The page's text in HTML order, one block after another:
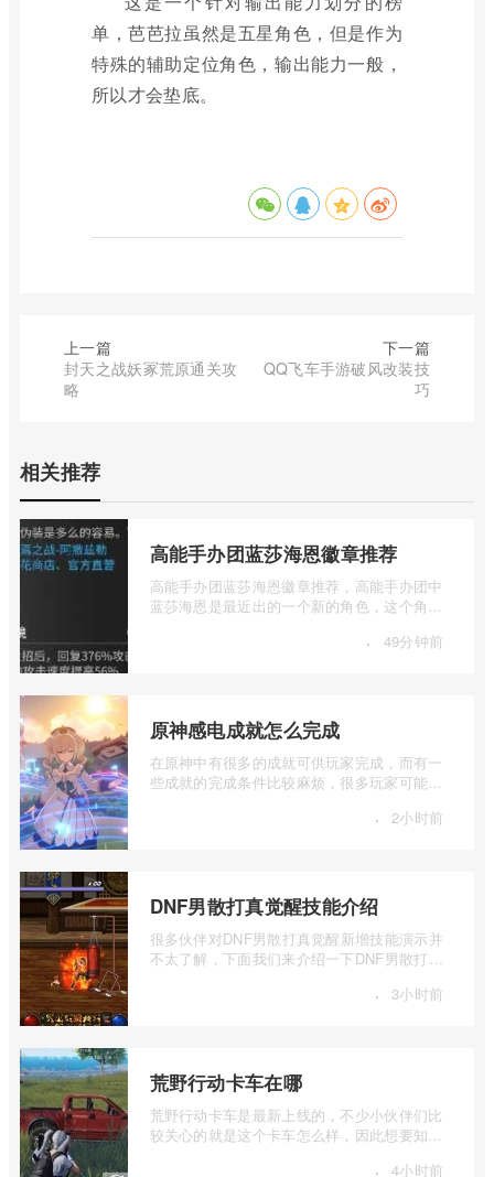
单，芭芭拉虽然是五星角色，但是作为
特殊的辅助定位角色，输出能力一般，
所以才会垫底。
上一篇
封天之战妖冢荒原通关攻
略
下一篇
QQ飞车手游破风改装技
巧
相关推荐
高能手办团蓝莎海恩徽章推荐
高能手办团蓝莎海恩徽章推荐，高能手办团中
蓝莎海恩是最近出的一个新的角色，这个角色
· 49分钟前
原神感电成就怎么完成
在原神中有很多的成就可供玩家完成，而有一
些成就的完成条件比较麻烦，很多玩家可能都
· 2小时前
DNF男散打真觉醒技能介绍
很多伙伴对DNF男散打真觉醒新增技能演示并
不太了解，下面我们来介绍一下DNF男散打真
· 3小时前
荒野行动卡车在哪
荒野行动卡车是最新上线的，不少小伙伴们比
较关心的就是这个卡车怎么样，因此想要知道
· 4小时前